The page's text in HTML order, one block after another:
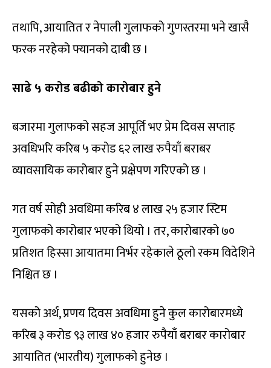
तथापि, आयातित र नेपाली गुलाफको गुणस्तरमा भने खासै
फरक नरहेको फ्यानको दाबी छ ।
साढे ५ करोड बढीको कारोबार हुने
बजारमा गुलाफको सहज आपूर्ति भए प्रेम दिवस सप्ताह
अवधिभरि करिब ५ करोड ६२ लाख रुपैयाँ बराबर
व्यावसायिक कारोबार हुने प्रक्षेपण गरिएको छ ।
गत वर्ष सोही अवधिमा करिब ४ लाख २५ हजार स्टिम
गुलाफको कारोबार भएको थियो । तर, कारोबारको ७०
प्रतिशत हिस्सा आयातमा निर्भर रहेकाले ठूलो रकम विदेशिने
निश्चित छ ।
यसको अर्थ, प्रणय दिवस अवधिमा हुने कुल कारोबारमध्ये
करिब ३ करोड ९३ लाख ४० हजार रुपैयाँ बराबर कारोबार
आयातित (भारतीय) गुलाफको हुनेछ ।